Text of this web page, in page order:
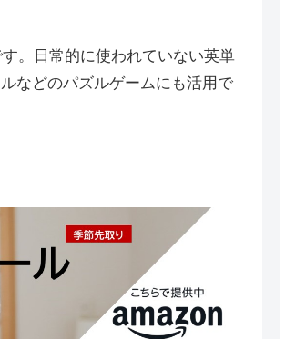
す。日常的に使われていない英単
などのパズルゲームにも活用で